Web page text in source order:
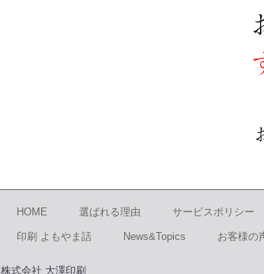
HOME 選ばれる理由 サービスポリシー
印刷 よもやま話 News&Topics お客様の
株式会社 大澤印刷